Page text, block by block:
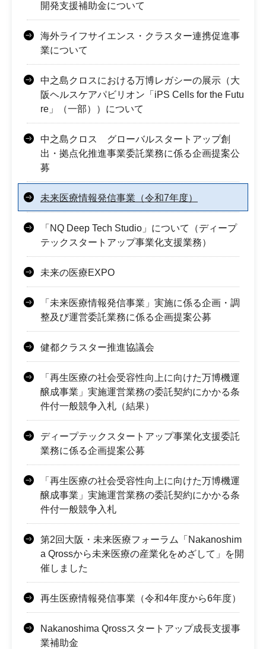
開発支援補助金について
海外ライフサイエンス・クラスター連携促進事
業について
中之島クロスにおける万博レガシーの展示（大
阪ヘルスケアパビリオン「iPS Cells for the Futu
re」（一部））について
中之島クロス グローバルスタートアップ創
出・拠点化推進事業委託業務に係る企画提案公
募
未来医療情報発信事業（令和7年度）
「NQ Deep Tech Studio」について（ディープ
テックスタートアップ事業化支援業務）
未来の医療EXPO
「未来医療情報発信事業」実施に係る企画・調
整及び運営委託業務に係る企画提案公募
健都クラスター推進協議会
「再生医療の社会受容性向上に向けた万博機運
醸成事業」実施運営業務の委託契約にかかる条
件付一般競争入札（結果）
ディープテックスタートアップ事業化支援委託
業務に係る企画提案公募
「再生医療の社会受容性向上に向けた万博機運
醸成事業」実施運営業務の委託契約にかかる条
件付一般競争入札
第2回大阪・未来医療フォーラム「Nakanoshim
a Qrossから未来医療の産業化をめざして」を開
催しました
再生医療情報発信事業（令和4年度から6年度）
Nakanoshima Qrossスタートアップ成長支援事
業補助金